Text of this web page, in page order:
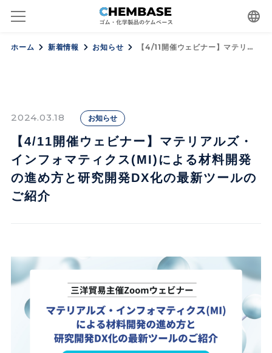
language
ホーム 新着情報 お知らせ 【4/11開催ウェビナー】マテリ…
2024.03.18 お知らせ
【4/11開催ウェビナー】マテリアルズ・
インフォマティクス(MI)による材料開発
の進め方と研究開発DX化の最新ツールの
ご紹介